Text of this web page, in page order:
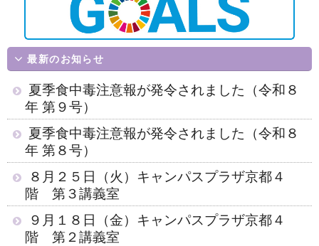
最新のお知らせ
夏季食中毒注意報が発令されました（令和８
年 第９号）
夏季食中毒注意報が発令されました（令和８
年 第８号）
８月２５日（火）キャンパスプラザ京都４
階 第３講義室
９月１８日（金）キャンパスプラザ京都４
階 第２講義室